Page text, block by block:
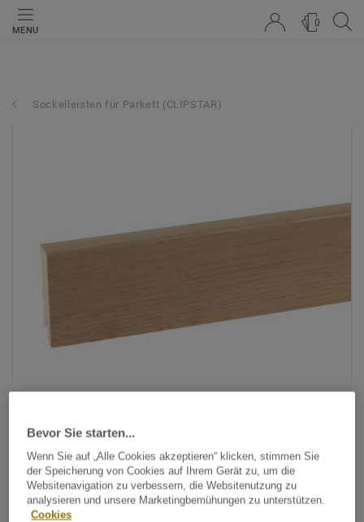
MENU
0
Sockelleisten für Parkett (CLIPSTAR)
Alle Designs anzeigen (27)
Bevor Sie starten...
Wenn Sie auf „Alle Cookies akzeptieren“ klicken, stimmen Sie
der Speicherung von Cookies auf Ihrem Gerät zu, um die
Websitenavigation zu verbessern, die Websitenutzung zu
analysieren und unsere Marketingbemühungen zu unterstützen.
Cookies